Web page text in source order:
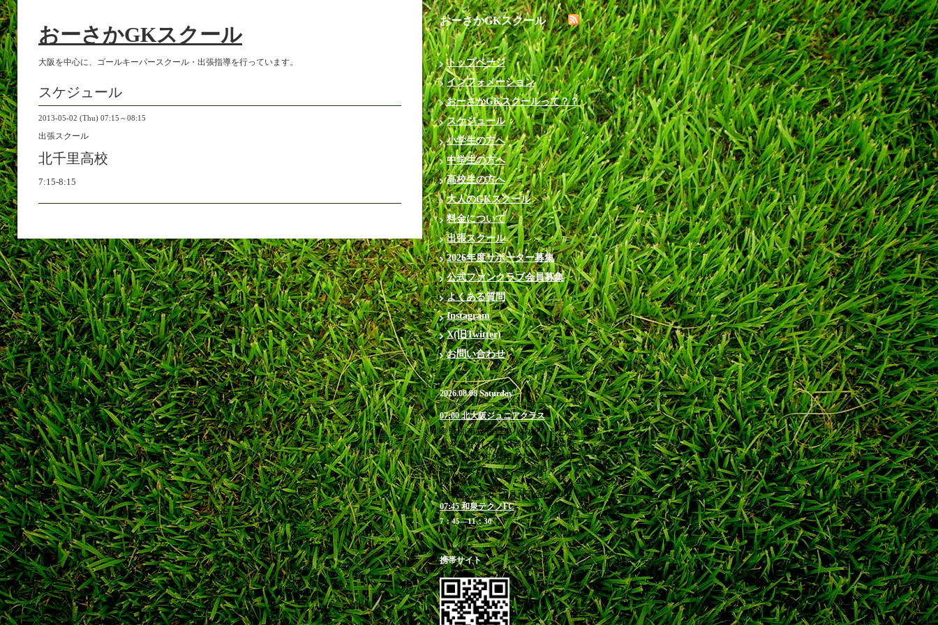
おーさかGKスクール
大阪を中心に、ゴールキーパースクール・出張指導を行っています。
スケジュール
2013-05-02 (Thu) 07:15～08:15
出張スクール
北千里高校
7:15-8:15
おーさかGKスクール
トップページ
インフォメーション
おーさかGKスクールって？？
スケジュール
小学生の方へ
中学生の方へ
高校生の方へ
大人のGKスクール
料金について
出張スクール
2026年度サポーター募集
公式ファンクラブ会員募集
よくある質問
Instagram
X(旧Twitter)
お問い合わせ
2026.08.08 Saturday
07:00 北大阪ジュニアクラス
＠箕面市立萱野東小学校 ※お帰
りを急がれる方や満車時は近隣有
料駐車場のご利用をお勧めします
6:40 受付 / 7：00-8：
00 練習
お申込み締切 8月7日(金)23:00
07:45 和泉テクノFC
7：45―11：30
携帯サイト